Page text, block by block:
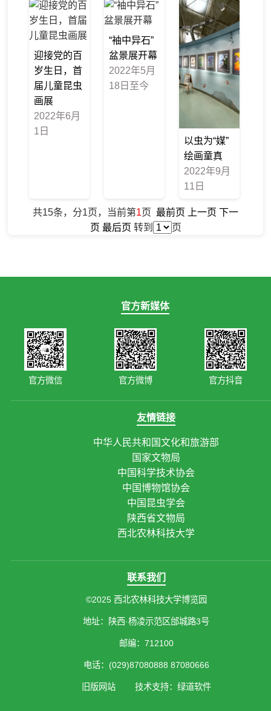
迎接党的百
岁生日，首
届儿童昆虫
画展
2022年6月
1日
“袖中异石”
盆景展开幕
2022年5月
18日至今
以虫为“媒”
绘画童真
2022年9月
11日
共15条，分1页，当前第1页 最前页 上一页 下一
页 最后页 转到 页
官方新媒体
官方微信 官方微博 官方抖音
友情链接
中华人民共和国文化和旅游部
国家文物局
中国科学技术协会
中国博物馆协会
中国昆虫学会
陕西省文物局
西北农林科技大学
联系我们
©2025 西北农林科技大学博览园
地址：陕西·杨凌示范区邰城路3号
邮编：712100
电话：(029)87080888 87080666
旧版网站技术支持：绿道软件